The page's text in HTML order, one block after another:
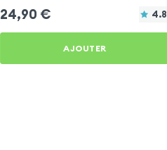
24,90 € 4.8
AJOUTER